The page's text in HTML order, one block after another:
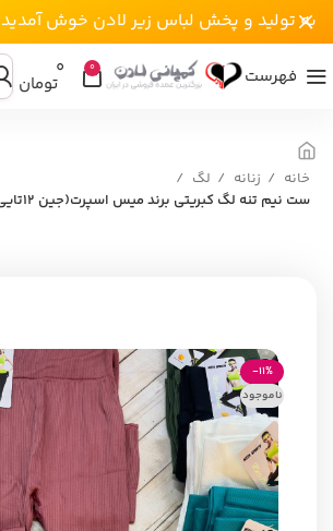
فهرست 0 ۰
تومان
خانه زنانه
لگ
ست نیم تنه لگ کبریتی برند میس اسپرت(جین ۱۲تایی)
-11%
ناموجود
به تولید و پخش لباس زیر لادن خوش آمدید